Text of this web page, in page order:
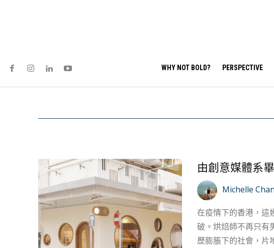
WHY NOT BOLD? PERSPECTIVE
由創意媒體系
Michelle Chan
在疫情下的香港，這
破。烘焙師不再只有男生的天
歷膨脹下的社會，片